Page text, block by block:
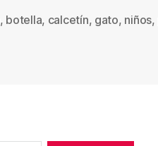
, botella, calcetín, gato, niños,